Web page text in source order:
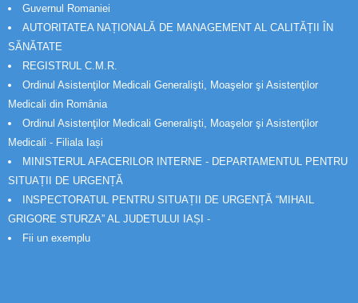
Guvernul Romaniei
AUTORITATEA NAȚIONALĂ DE MANAGEMENT AL CALITĂȚII ÎN
SĂNĂTATE
REGISTRUL C.M.R.
Ordinul Asistenţilor Medicali Generalişti, Moaşelor şi Asistenţilor
Medicali din România
Ordinul Asistenţilor Medicali Generalişti, Moaşelor şi Asistenţilor
Medicali - Filiala Iași
MINISTERUL AFACERILOR INTERNE - DEPARTAMENTUL PENTRU
SITUAȚII DE URGENȚĂ
INSPECTORATUL PENTRU SITUAȚII DE URGENȚĂ “MIHAIL
GRIGORE STURZA” AL JUDETULUI IAȘI -
Fii un exemplu